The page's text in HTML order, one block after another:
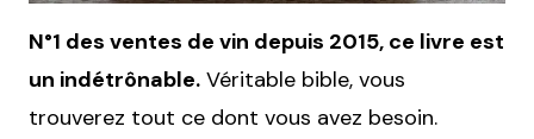
N°1 des ventes de vin depuis 2015, ce livre est
un indétrônable. Véritable bible, vous
trouverez tout ce dont vous avez besoin.